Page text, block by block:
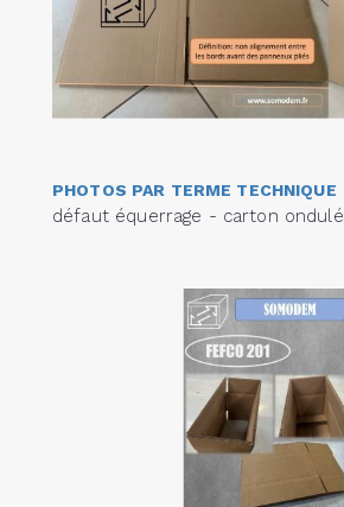
PHOTOS PAR TERME TECHNIQUE
défaut équerrage - carton ondulé